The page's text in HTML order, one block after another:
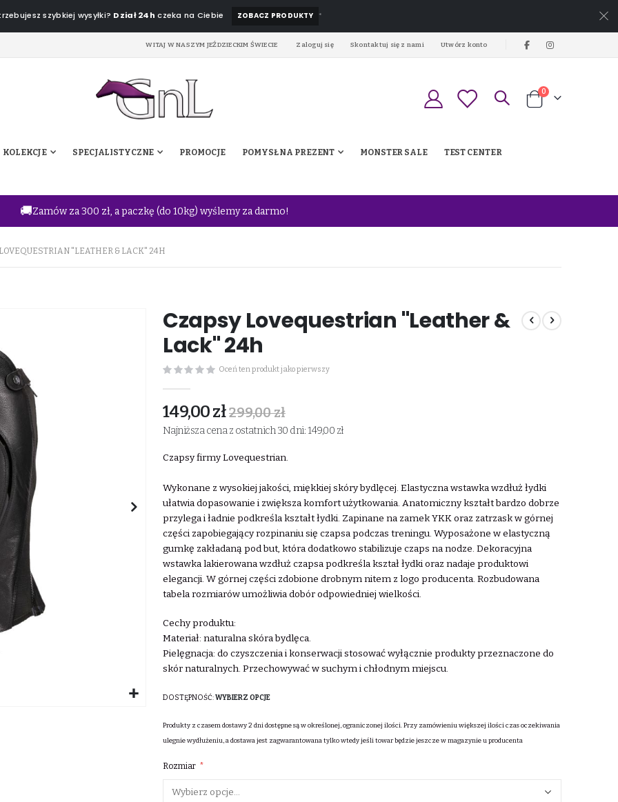
szybkiej wysyłki? Dział 24h czeka na Ciebie ZOBACZ PRODUKTY *
WITAJ W NASZYM JEŹDZIECKIM ŚWIECIE Zaloguj się Skontaktuj się z nami Utwórz konto
Koszyk
0produkty
KOLEKCJE SPECJALISTYCZNE PROMOCJE POMYSŁ NA PREZENT MONSTER SALE TEST CENTER
🚚Zamów za 300 zł, a paczkę (do 10kg) wyślemy za darmo!
"LEATHER & LACK" 24H
Czapsy Lovequestrian "Leather &
Lack" 24h
Oceń ten produkt jako pierwszy
149,00 zł299,00 zł
Najniższa cena z ostatnich 30 dni: 149,00 zł
Czapsy firmy Lovequestrian.
Wykonane z wysokiej jakości, miękkiej skóry bydlęcej. Elastyczna wstawka wzdłuż łydki
ułatwia dopasowanie i zwiększa komfort użytkowania. Anatomiczny kształt bardzo dobrze
przylega i ładnie podkreśla kształt łydki. Zapinane na zamek YKK oraz zatrzask w górnej
części zapobiegający rozpinaniu się czapsa podczas treningu. Wyposażone w elastyczną
gumkę zakładaną pod but, która dodatkowo stabilizuje czaps na nodze. Dekoracyjna
wstawka lakierowana wzdłuż czapsa podkreśla kształ łydki oraz nadaje produktowi
elegancji. W górnej części zdobione drobnym nitem z logo producenta. Rozbudowana
tabela rozmiarów umożliwia dobór odpowiedniej wielkości.
Cechy produktu:
Materiał: naturalna skóra bydlęca.
Pielęgnacja: do czyszczenia i konserwacji stosować wyłącznie produkty przeznaczone do
skór naturalnych. Przechowywać w suchym i chłodnym miejscu.
DOSTĘPNOŚĆ:WYBIERZ OPCJE
Produkty z czasem dostawy 2 dni dostępne są w określonej, ograniczonej ilości. Przy zamówieniu większej ilości czas oczekiwania
ulegnie wydłużeniu, a dostawa jest zagwarantowana tylko wtedy jeśli towar będzie jeszcze w magazynie u producenta
Rozmiar